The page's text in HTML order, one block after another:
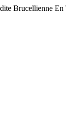
Brucellienne